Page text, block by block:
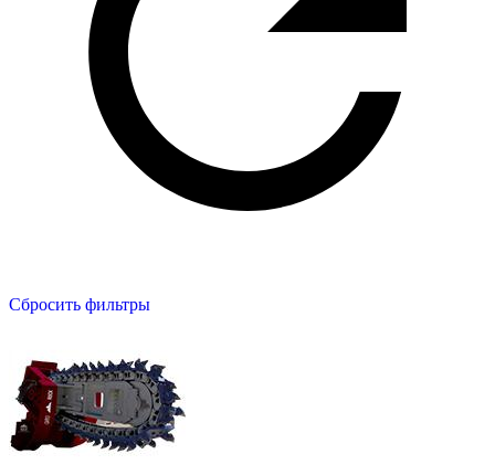
Сбросить фильтры